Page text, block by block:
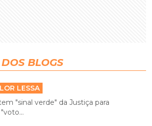
BLOGS
LESSA
"sinal verde" da Justiça para